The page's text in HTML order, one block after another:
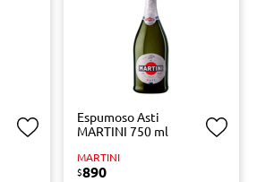
Espumoso Asti
MARTINI 750 ml
MARTINI
$890